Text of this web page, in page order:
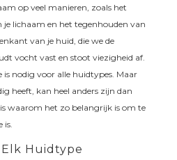
op veel manieren, zoals het
lichaam en het tegenhouden van
van je huid, die we de
vocht vast en stoot viezigheid af.
is nodig voor alle huidtypes. Maar
heeft, kan heel anders zijn dan
waarom het zo belangrijk is om te
is.
Huidtype